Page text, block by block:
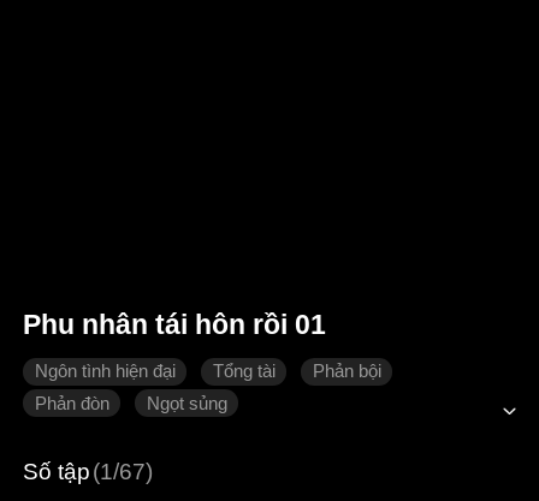
Phu nhân tái hôn rồi 01
Ngôn tình hiện đại Tổng tài
Phản bội
Phản đòn
Ngọt sủng
Số tập(1/67)